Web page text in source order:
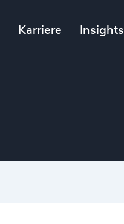
Karriere Insights